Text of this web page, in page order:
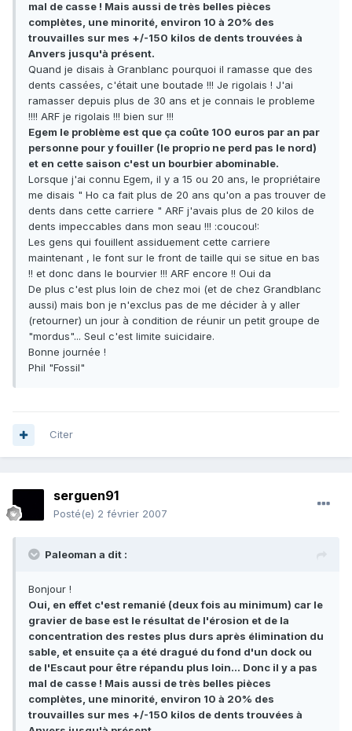
mal de casse ! Mais aussi de très belles pièces
complètes, une minorité, environ 10 à 20% des
trouvailles sur mes +/-150 kilos de dents trouvées à
Anvers jusqu'à présent.
Quand je disais à Granblanc pourquoi il ramasse que des
dents cassées, c'était une boutade !!! Je rigolais ! J'ai
ramasser depuis plus de 30 ans et je connais le probleme
!!!! ARF je rigolais !!! bien sur !!!
Egem le problème est que ça coûte 100 euros par an par
personne pour y fouiller (le proprio ne perd pas le nord)
et en cette saison c'est un bourbier abominable.
Lorsque j'ai connu Egem, il y a 15 ou 20 ans, le propriétaire
me disais " Ho ca fait plus de 20 ans qu'on a pas trouver de
dents dans cette carriere " ARF j'avais plus de 20 kilos de
dents impeccables dans mon seau !!! :coucou!:
Les gens qui fouillent assiduement cette carriere
maintenant , le font sur le front de taille qui se situe en bas
!! et donc dans le bourvier !!! ARF encore !! Oui da
De plus c'est plus loin de chez moi (et de chez Grandblanc
aussi) mais bon je n'exclus pas de me décider à y aller
(retourner) un jour à condition de réunir un petit groupe de
"mordus"... Seul c'est limite suicidaire.
Bonne journée !
Phil "Fossil"
Citer
serguen91
Posté(e) 2 février 2007
Paleoman a dit :
Bonjour !
Oui, en effet c'est remanié (deux fois au minimum) car le
gravier de base est le résultat de l'érosion et de la
concentration des restes plus durs après élimination du
sable, et ensuite ça a été dragué du fond d'un dock ou
de l'Escaut pour être répandu plus loin... Donc il y a pas
mal de casse ! Mais aussi de très belles pièces
complètes, une minorité, environ 10 à 20% des
trouvailles sur mes +/-150 kilos de dents trouvées à